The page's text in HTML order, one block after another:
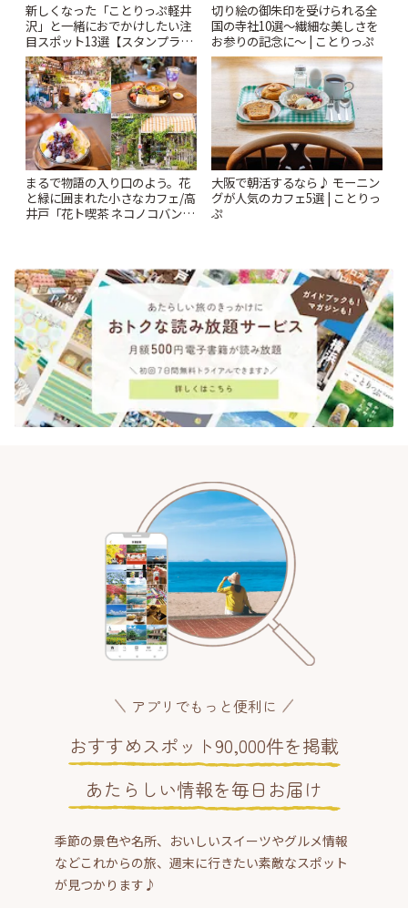
新しくなった「ことりっぷ軽井
沢」と一緒におでかけしたい注
目スポット13選【スタンプラリ
ー開催中】 | ことりっぷ
切り絵の御朱印を受けられる全
国の寺社10選〜繊細な美しさを
お参りの記念に〜 | ことりっぷ
まるで物語の入り口のよう。花
と緑に囲まれた小さなカフェ/高
井戸「花ト喫茶 ネコノコバン」
大阪で朝活するなら♪ モーニン
グが人気のカフェ5選 | ことりっ
ぷ
アプリでもっと便利に
おすすめスポット90,000件を掲載
あたらしい情報を毎日お届け
季節の景色や名所、おいしいスイーツやグルメ情報
などこれからの旅、週末に行きたい素敵なスポット
が見つかります♪